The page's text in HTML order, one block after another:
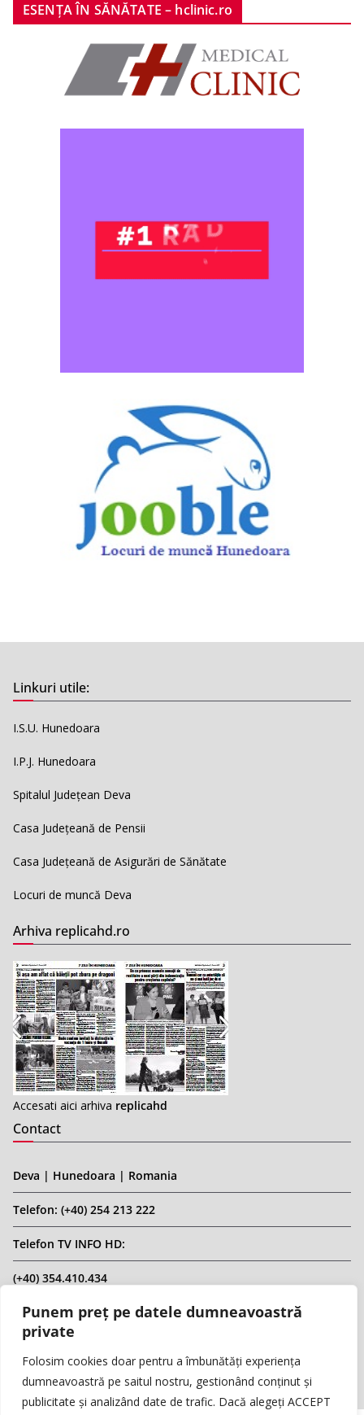
Punem preț pe datele dumneavoastră
private
Folosim cookies doar pentru a îmbunătăți experiența
dumneavoastră pe saitul nostru, gestionând conținut și
publicitate și analizând date de trafic. Dacă alegeți ACCEPT
ESENȚA ÎN SĂNĂTATE – hclinic.ro
Linkuri utile:
I.S.U. Hunedoara
I.P.J. Hunedoara
Spitalul Județean Deva
Casa Județeană de Pensii
Casa Județeană de Asigurări de Sănătate
Locuri de muncă Deva
Arhiva replicahd.ro
Accesati aici arhiva replicahd
Contact
Deva | Hunedoara | Romania
Telefon: (+40) 254 213 222
Telefon TV INFO HD:
(+40) 354.410.434
Email: infohd20@gmail.com
Website: www.replicahd.ro